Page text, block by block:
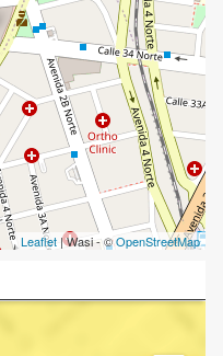
Leaflet | Wasi - ©OpenStreetMap